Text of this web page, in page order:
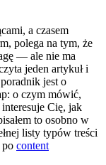
a czasem
polega na tym, że
— ale nie ma
jeden artykuł i
jest o
o czym mówić,
Cię, jak
to osobno w
listy typów treści
po content